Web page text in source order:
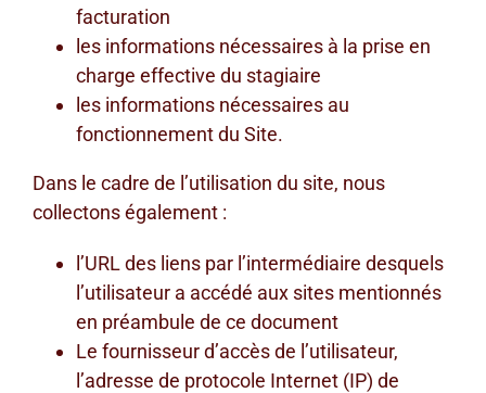
facturation
les informations nécessaires à la prise en
charge effective du stagiaire
les informations nécessaires au
fonctionnement du Site.
Dans le cadre de l’utilisation du site, nous
collectons également :
l’URL des liens par l’intermédiaire desquels
l’utilisateur a accédé aux sites mentionnés
en préambule de ce document
Le fournisseur d’accès de l’utilisateur,
l’adresse de protocole Internet (IP) de